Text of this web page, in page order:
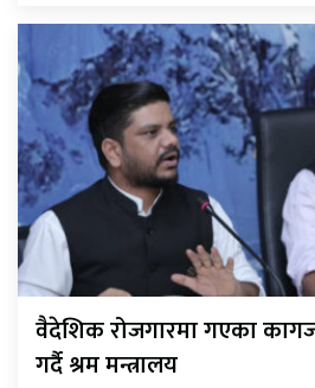
वैदेशिक रोजगारमा गएका
गर्दै श्रम मन्त्रालय